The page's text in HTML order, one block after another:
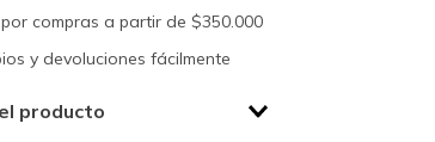
compras a partir de $350.000
y devoluciones fácilmente
producto